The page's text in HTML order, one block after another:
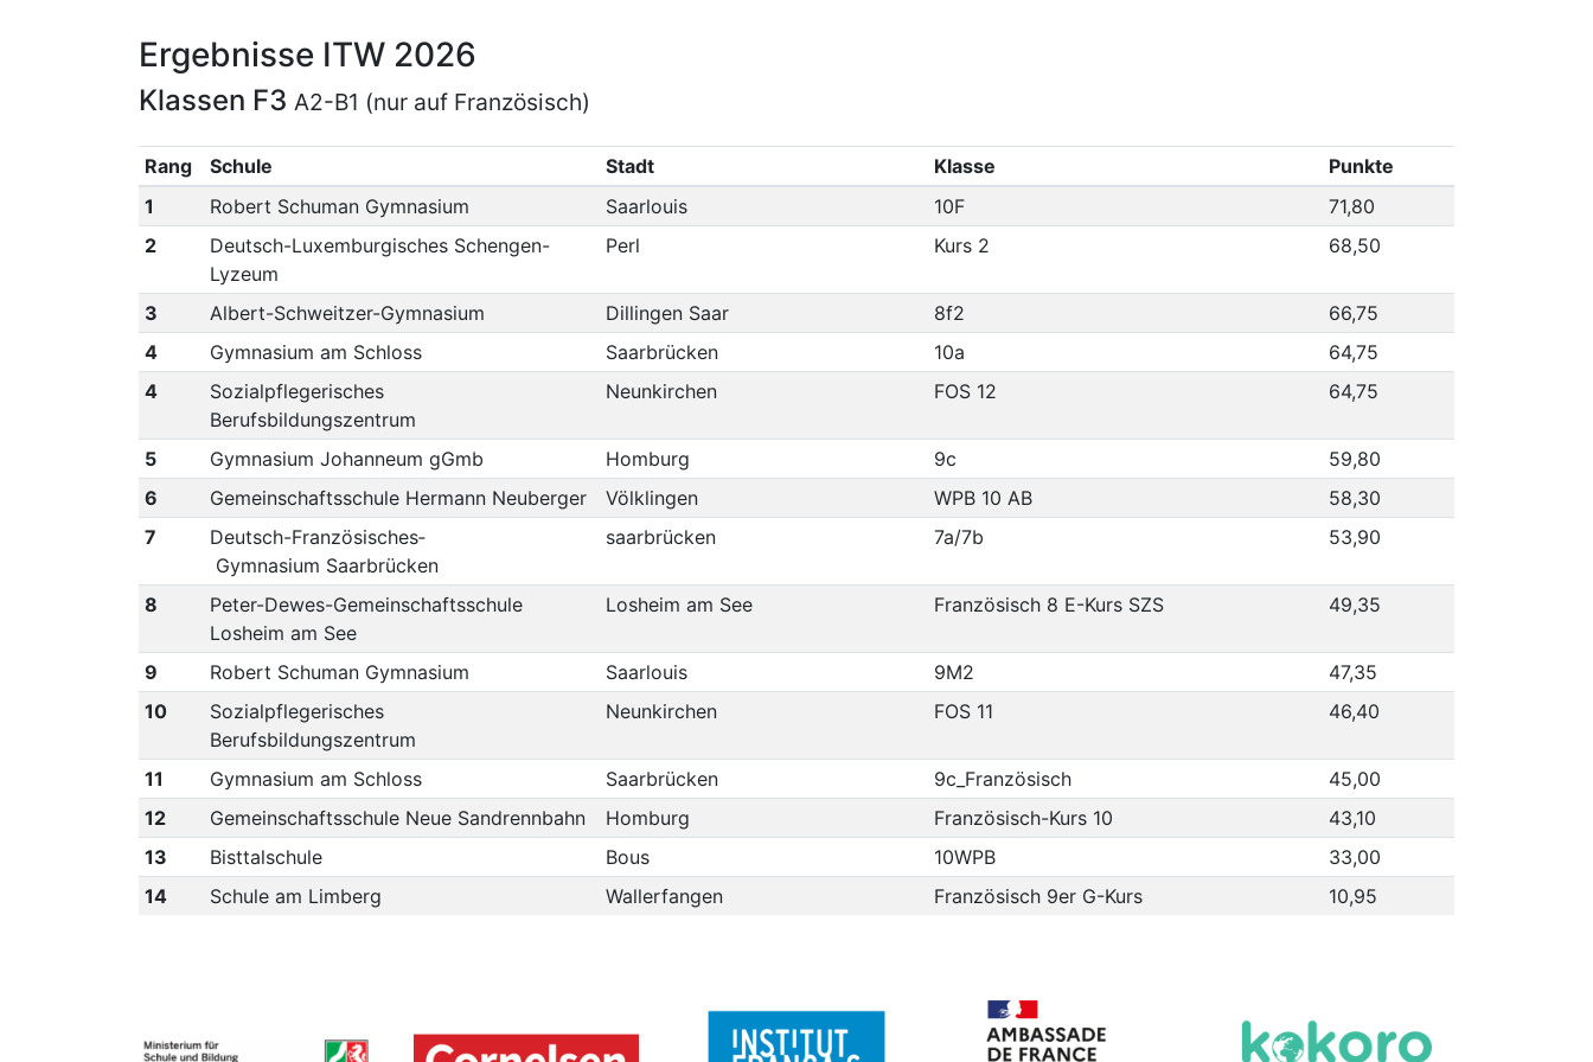
Ergebnisse ITW 2026
Klassen F3 A2-B1 (nur auf Französisch)
Rang Schule Stadt Klasse
Punkte
1
Robert Schuman Gymnasium Saarlouis 10F
71,80
2
Deutsch-Luxemburgisches Schengen-
Lyzeum
Perl Kurs 2 68,50
3 Albert-Schweitzer-Gymnasium Dillingen Saar 8f2
66,75
4
Gymnasium am Schloss Saarbrücken 10a
64,75
4
Sozialpflegerisches
Berufsbildungszentrum
Neunkirchen FOS 12 64,75
5 Gymnasium Johanneum gGmb Homburg 9c
59,80
6
Gemeinschaftsschule Hermann Neuberger Völklingen WPB 10 AB
58,30
7
Deutsch-Französisches­
Gymnasium Saarbrücken
saarbrücken 7a/7b 53,90
8
Peter-Dewes-Gemeinschaftsschule
Losheim am See
Losheim am See Französisch 8 E-Kurs SZS 49,35
9 Robert Schuman Gymnasium Saarlouis 9M2
47,35
10
Sozialpflegerisches
Berufsbildungszentrum
Neunkirchen FOS 11 46,40
11 Gymnasium am Schloss Saarbrücken 9c_Französisch
45,00
12
Gemeinschaftsschule Neue Sandrennbahn Homburg Französisch-Kurs 10
43,10
13
Bisttalschule Bous 10WPB
33,00
14
Schule am Limberg Wallerfangen Französisch 9er G-Kurs 10,95